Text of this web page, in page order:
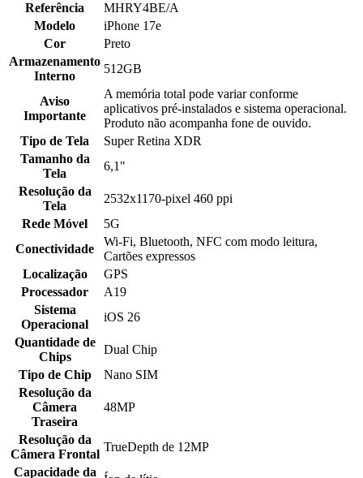
Referência
MHRY4BE/A
Modelo
iPhone 17e
Cor
Preto
Armazenamento
Interno
512GB
Aviso
Importante
A memória total pode variar conforme
aplicativos pré-instalados e sistema operacional.
Produto não acompanha fone de ouvido.
Tipo de Tela
Super Retina XDR
Tamanho da
Tela
6,1"
Resolução da
Tela
2532x1170-pixel 460 ppi
Rede Móvel
5G
Conectividade
Wi-Fi, Bluetooth, NFC com modo leitura,
Cartões expressos
Localização
GPS
Processador
A19
Sistema
Operacional
iOS 26
Quantidade de
Chips
Dual Chip
Tipo de Chip
Nano SIM
Resolução da
Câmera
Traseira
48MP
Resolução da
Câmera Frontal
TrueDepth de 12MP
Capacidade da